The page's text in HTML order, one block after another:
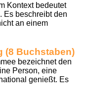
Kontext bedeutet
Es beschreibt den
an einem
(8 Buchstaben)
bezeichnet den
Person, eine
genießt. Es